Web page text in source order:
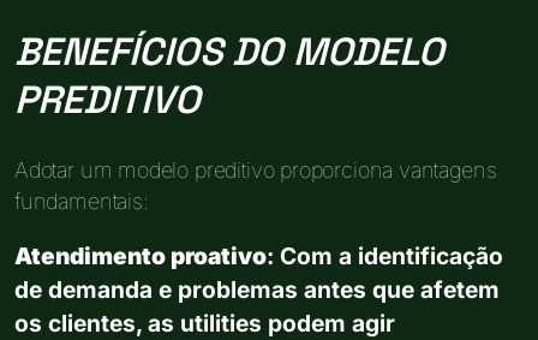
BENEFÍCIOS DO MODELO
PREDITIVO
Adotar um modelo preditivo proporciona vantagens
fundamentais:
Atendimento proativo: Com a identificação
de demanda e problemas antes que afetem
os clientes, as utilities podem agir